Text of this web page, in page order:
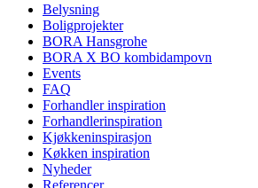
Belysning
Boligprojekter
BORA Hansgrohe
BORA X BO kombidampovn
Events
FAQ
Forhandler inspiration
Forhandlerinspiration
Kjøkkeninspirasjon
Køkken inspiration
Nyheder
Referencer